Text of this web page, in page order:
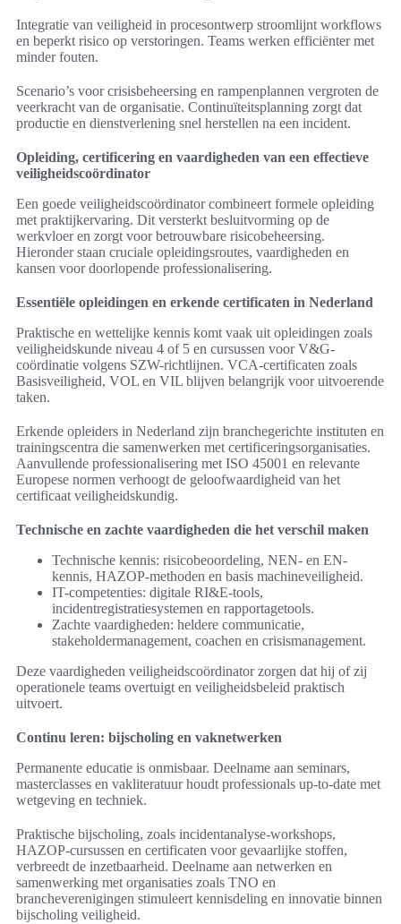
Integratie van veiligheid in procesontwerp stroomlijnt workflows
en beperkt risico op verstoringen. Teams werken efficiënter met
minder fouten.
Scenario’s voor crisisbeheersing en rampenplannen vergroten de
veerkracht van de organisatie. Continuïteitsplanning zorgt dat
productie en dienstverlening snel herstellen na een incident.
Opleiding, certificering en vaardigheden van een effectieve
veiligheidscoördinator
Een goede veiligheidscoördinator combineert formele opleiding
met praktijkervaring. Dit versterkt besluitvorming op de
werkvloer en zorgt voor betrouwbare risicobeheersing.
Hieronder staan cruciale opleidingsroutes, vaardigheden en
kansen voor doorlopende professionalisering.
Essentiële opleidingen en erkende certificaten in Nederland
Praktische en wettelijke kennis komt vaak uit opleidingen zoals
veiligheidskunde niveau 4 of 5 en cursussen voor V&G-
coördinatie volgens SZW-richtlijnen. VCA-certificaten zoals
Basisveiligheid, VOL en VIL blijven belangrijk voor uitvoerende
taken.
Erkende opleiders in Nederland zijn branchegerichte instituten en
trainingscentra die samenwerken met certificeringsorganisaties.
Aanvullende professionalisering met ISO 45001 en relevante
Europese normen verhoogt de geloofwaardigheid van het
certificaat veiligheidskundig.
Technische en zachte vaardigheden die het verschil maken
Technische kennis: risicobeoordeling, NEN- en EN-
kennis, HAZOP-methoden en basis machineveiligheid.
IT-competenties: digitale RI&E-tools,
incidentregistratiesystemen en rapportagetools.
Zachte vaardigheden: heldere communicatie,
stakeholdermanagement, coachen en crisismanagement.
Deze vaardigheden veiligheidscoördinator zorgen dat hij of zij
operationele teams overtuigt en veiligheidsbeleid praktisch
uitvoert.
Continu leren: bijscholing en vaknetwerken
Permanente educatie is onmisbaar. Deelname aan seminars,
masterclasses en vakliteratuur houdt professionals up-to-date met
wetgeving en techniek.
Praktische bijscholing, zoals incidentanalyse-workshops,
HAZOP-cursussen en certificaten voor gevaarlijke stoffen,
verbreedt de inzetbaarheid. Deelname aan netwerken en
samenwerking met organisaties zoals TNO en
brancheverenigingen stimuleert kennisdeling en innovatie binnen
bijscholing veiligheid.